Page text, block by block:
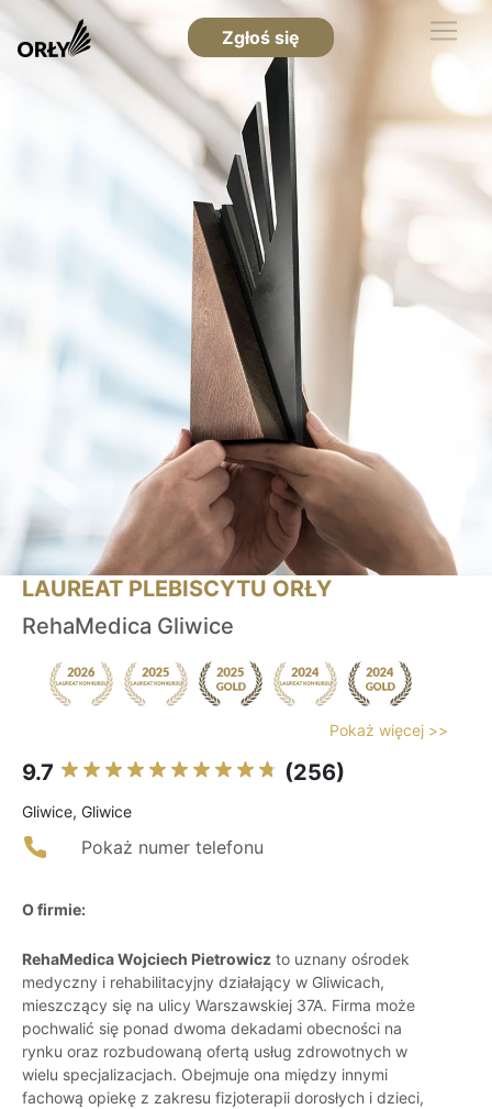
Zgłoś się
LAUREAT PLEBISCYTU ORŁY
RehaMedica Gliwice
Pokaż więcej >>
9.7 (256)
Gliwice, Gliwice
Pokaż numer telefonu
O firmie:
RehaMedica Wojciech Pietrowicz to uznany ośrodek
medyczny i rehabilitacyjny działający w Gliwicach,
mieszczący się na ulicy Warszawskiej 37A. Firma może
pochwalić się ponad dwoma dekadami obecności na
rynku oraz rozbudowaną ofertą usług zdrowotnych w
wielu specjalizacjach. Obejmuje ona między innymi
fachową opiekę z zakresu fizjoterapii dorosłych i dzieci,